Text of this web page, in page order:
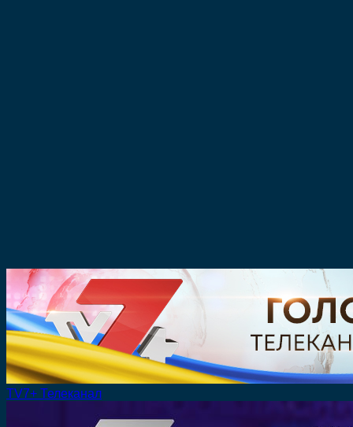
TV7+ Телеканал